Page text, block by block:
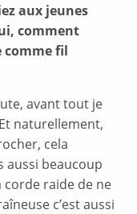
aux jeunes
comment
comme fil
avant tout je
naturellement,
cela
aussi beaucoup
corde raide de ne
c’est aussi